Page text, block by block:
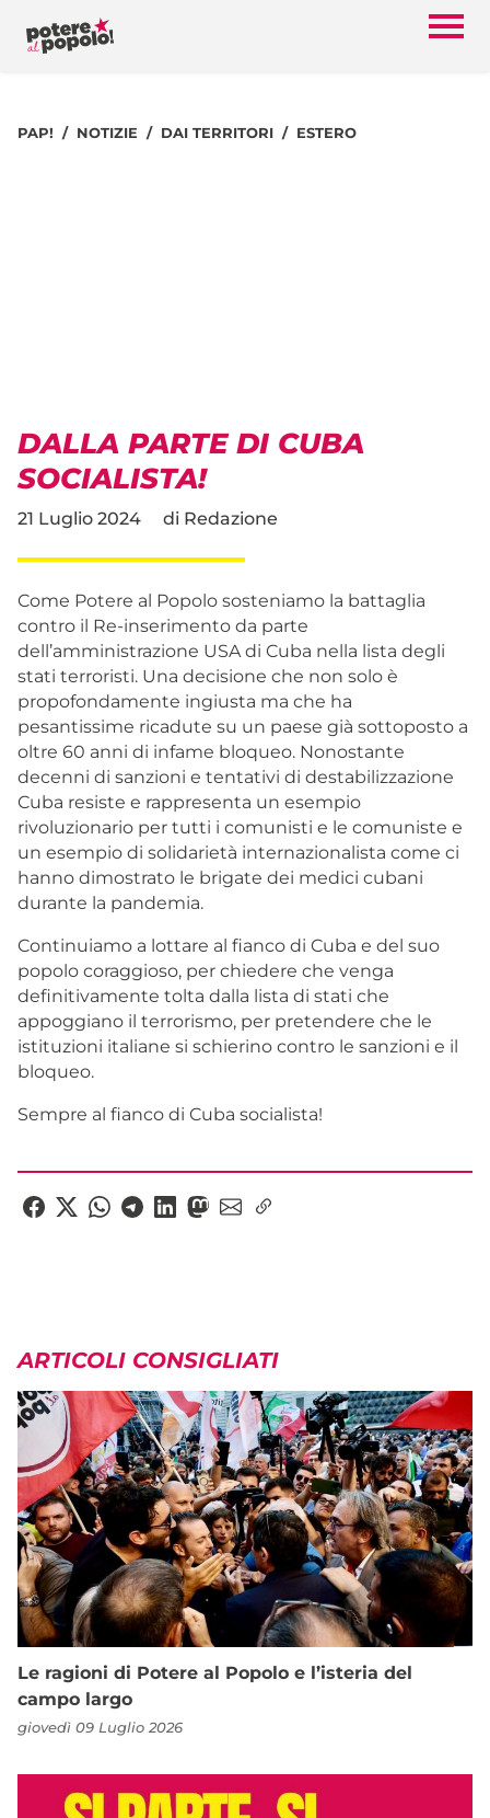
PAP! NOTIZIE DAI TERRITORI ESTERO
DALLA PARTE DI CUBA
SOCIALISTA!
21 Luglio 2024 di Redazione
Come Potere al Popolo sosteniamo la battaglia
contro il Re-inserimento da parte
dell’amministrazione USA di Cuba nella lista degli
stati terroristi. Una decisione che non solo è
propofondamente ingiusta ma che ha
pesantissime ricadute su un paese già sottoposto a
oltre 60 anni di infame bloqueo. Nonostante
decenni di sanzioni e tentativi di destabilizzazione
Cuba resiste e rappresenta un esempio
rivoluzionario per tutti i comunisti e le comuniste e
un esempio di solidarietà internazionalista come ci
hanno dimostrato le brigate dei medici cubani
durante la pandemia.
Continuiamo a lottare al fianco di Cuba e del suo
popolo coraggioso, per chiedere che venga
definitivamente tolta dalla lista di stati che
appoggiano il terrorismo, per pretendere che le
istituzioni italiane si schierino contro le sanzioni e il
bloqueo.
Sempre al fianco di Cuba socialista!
ARTICOLI CONSIGLIATI
Le ragioni di Potere al Popolo e l’isteria del
campo largo
giovedì 09 Luglio 2026